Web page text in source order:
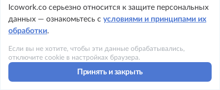
Icowork.co серьезно относится к защите персональных
данных — ознакомьтесь с условиями и принципами их
обработки.
Если вы не хотите, чтобы эти данные обрабатывались,
отключите cookie в настройках браузера.
Принять и закрыть
Политика конфиденциальности
Условия использования